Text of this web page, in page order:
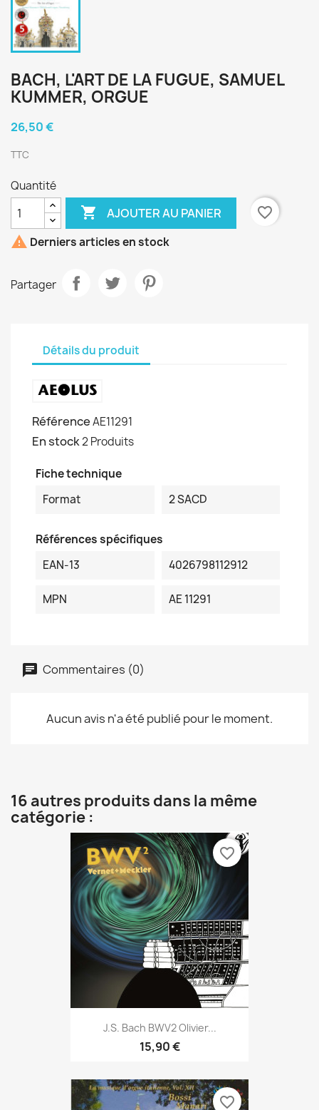
BACH, L'ART DE LA FUGUE, SAMUEL
KUMMER, ORGUE
26,50 €
TTC
Quantité
 AJOUTER AU PANIER
favorite_border
 Derniers articles en stock
Partager
Détails du produit
RéférenceAE11291
En stock2 Produits
Fiche technique
Format
2 SACD
Références spécifiques
EAN-13
4026798112912
MPN AE 11291
Commentaires (0)
Aucun avis n'a été publié pour le moment.
16 autres produits dans la même
catégorie :
J.S. Bach BWV2 Olivier...
15,90 €
favorite_border
favorite_border